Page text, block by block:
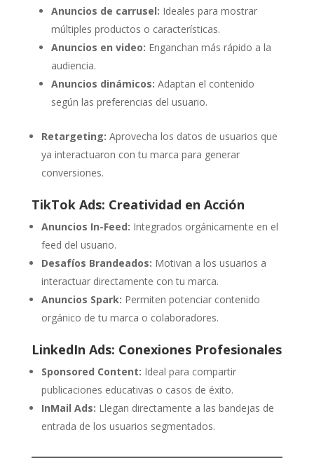
Anuncios de carrusel: Ideales para mostrar
múltiples productos o características.
Anuncios en video: Enganchan más rápido a la
audiencia.
Anuncios dinámicos: Adaptan el contenido
según las preferencias del usuario.
Retargeting: Aprovecha los datos de usuarios que
ya interactuaron con tu marca para generar
conversiones.
TikTok Ads: Creatividad en Acción
Anuncios In-Feed: Integrados orgánicamente en el
feed del usuario.
Desafíos Brandeados: Motivan a los usuarios a
interactuar directamente con tu marca.
Anuncios Spark: Permiten potenciar contenido
orgánico de tu marca o colaboradores.
LinkedIn Ads: Conexiones Profesionales
Sponsored Content: Ideal para compartir
publicaciones educativas o casos de éxito.
InMail Ads: Llegan directamente a las bandejas de
entrada de los usuarios segmentados.